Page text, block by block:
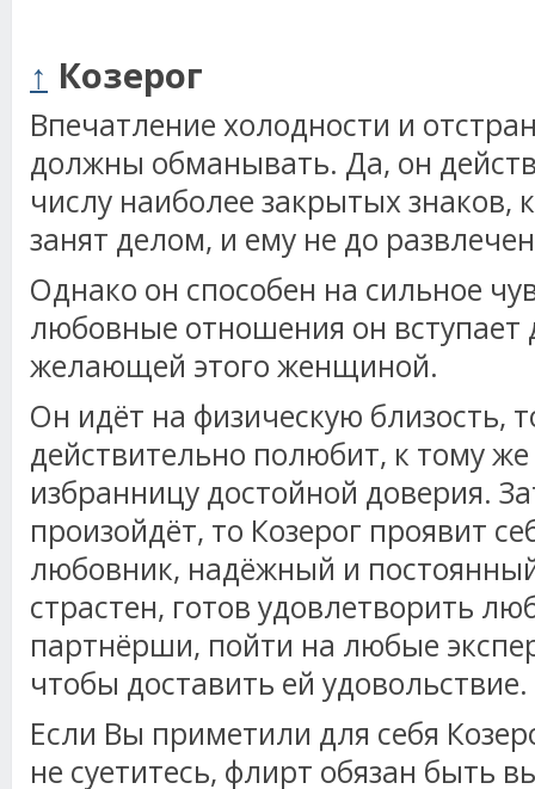
↑ Козерог
Впечатление холодности и
должны обманывать. Да, он
числу наиболее закрытых знаков,
занят делом, и ему не до
Однако он способен на сильное
любовные отношения он вступает
желающей этого женщиной.
Он идёт на физическую близость,
действительно полюбит, к тому
избранницу достойной доверия.
произойдёт, то Козерог проявит
любовник, надёжный и
страстен, готов удовлетворить
партнёрши, пойти на любые
чтобы доставить ей удовольствие.
Если Вы приметили для себя
не суетитесь, флирт обязан быть